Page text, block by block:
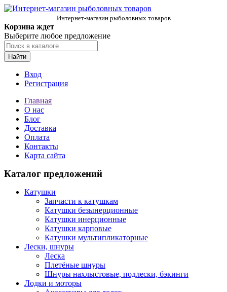
Интернет-магазин рыболовных товаров
Корзина ждет
Выберите любое предложение
Найти
Вход
Регистрация
Главная
О нас
Блог
Доставка
Оплата
Контакты
Карта сайта
Каталог предложений
Катушки
Запчасти к катушкам
Катушки безынерционные
Катушки инерционные
Катушки карповые
Катушки мультипликаторные
Лески, шнуры
Леска
Плетёные шнуры
Шнуры нахлыстовые, подлески, бэкинги
Лодки и моторы